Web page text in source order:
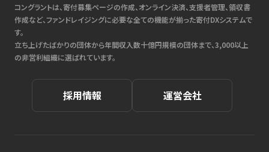
コングラントは、寄付募集ページの作成、オンライン決済、支援者管理、領収書
作成など、ファンドレイジングに必要な全ての機能が揃った寄付DXシステムで
す。
立ち上げたばかりの団体から年間収入数十億円規模の団体まで、3,000以上
の非営利組織に選ばれています。
採用情報 運営会社